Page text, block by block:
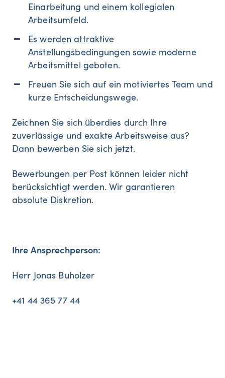
Einarbeitung und einem kollegialen
Arbeitsumfeld.
Es werden attraktive
Anstellungsbedingungen sowie moderne
Arbeitsmittel geboten.
Freuen Sie sich auf ein motiviertes Team und
kurze Entscheidungswege.
Zeichnen Sie sich überdies durch Ihre
zuverlässige und exakte Arbeitsweise aus?
Dann bewerben Sie sich jetzt.
Bewerbungen per Post können leider nicht
berücksichtigt werden. Wir garantieren
absolute Diskretion.
Ihre Ansprechperson:
Herr Jonas Buholzer
+41 44 365 77 44